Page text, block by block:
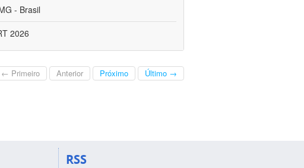
- Brasil
2026
← Primeiro Anterior Próximo Último →
RSS